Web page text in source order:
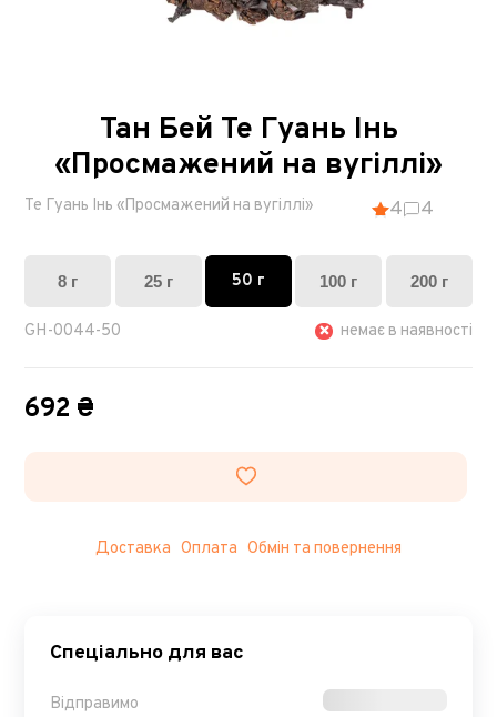
Тан Бей Те Гуань Інь
«Просмажений на вугіллі»
Те Гуань Інь «Просмажений на вугіллі» 4 4
8 г 25 г 50 г 100 г 200 г
GH-0044-50 немає в наявності
692 ₴
Доставка Оплата Обмін та повернення
Спеціально для вас
Відправимо